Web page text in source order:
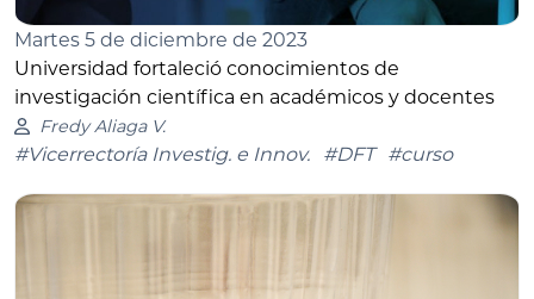
Martes 5 de diciembre de 2023
Universidad fortaleció conocimientos de
investigación científica en académicos y docentes
Fredy Aliaga V.
#Vicerrectoría Investig. e Innov. #DFT #curso